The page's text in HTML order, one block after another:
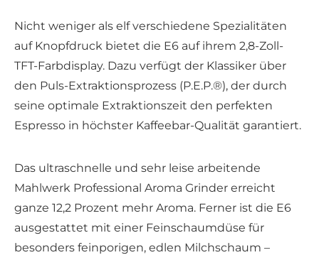
Nicht weniger als elf verschiedene Spezialitäten
auf Knopfdruck bietet die E6 auf ihrem 2,8-Zoll-
TFT-Farbdisplay. Dazu verfügt der Klassiker über
den Puls-Extraktionsprozess (P.E.P.®), der durch
seine optimale Extraktionszeit den perfekten
Espresso in höchster Kaffeebar-Qualität garantiert.
Das ultraschnelle und sehr leise arbeitende
Mahlwerk Professional Aroma Grinder erreicht
ganze 12,2 Prozent mehr Aroma. Ferner ist die E6
ausgestattet mit einer Feinschaumdüse für
besonders feinporigen, edlen Milchschaum –